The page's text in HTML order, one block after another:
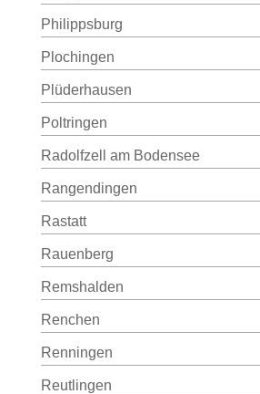
Philippsburg
Plochingen
Plüderhausen
Poltringen
Radolfzell am Bodensee
Rangendingen
Rastatt
Rauenberg
Remshalden
Renchen
Renningen
Reutlingen